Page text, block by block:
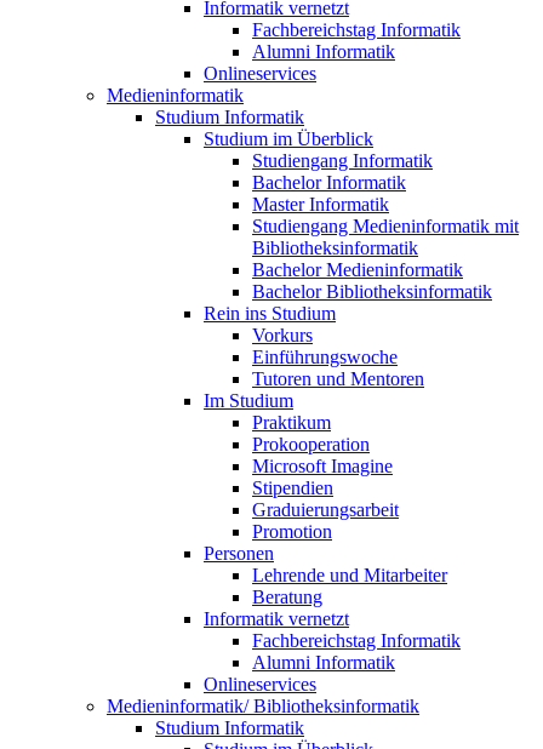
Informatik vernetzt
Fachbereichstag Informatik
Alumni Informatik
Onlineservices
Medieninformatik
Studium Informatik
Studium im Überblick
Studiengang Informatik
Bachelor Informatik
Master Informatik
Studiengang Medieninformatik mit
Bibliotheksinformatik
Bachelor Medieninformatik
Bachelor Bibliotheksinformatik
Rein ins Studium
Vorkurs
Einführungswoche
Tutoren und Mentoren
Im Studium
Praktikum
Prokooperation
Microsoft Imagine
Stipendien
Graduierungsarbeit
Promotion
Personen
Lehrende und Mitarbeiter
Beratung
Informatik vernetzt
Fachbereichstag Informatik
Alumni Informatik
Onlineservices
Medieninformatik/ Bibliotheksinformatik
Studium Informatik